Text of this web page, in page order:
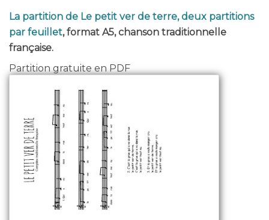
La partition de Le petit ver de terre, deux partitions
par feuillet, format A5, chanson traditionnelle
française.
Partition gratuite en PDF